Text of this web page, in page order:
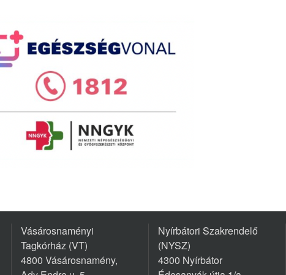
Vásárosnaményi
Tagkórház (VT)
4800 Vásárosnamény,
Nyírbátori Szakrendelő
(NYSZ)
4300 Nyírbátor